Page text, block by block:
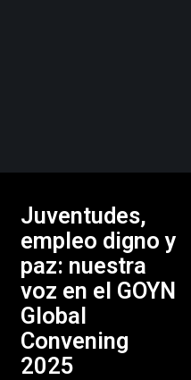
Juventudes,
empleo digno y
paz: nuestra
voz en el GOYN
Global
Convening
2025